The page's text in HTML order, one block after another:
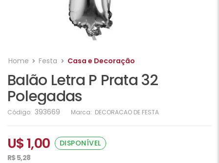
Home Festa Casa e Decoração
Balão Letra P Prata 32
Polegadas
Código: 393669 Marca: DECORACAO DE FESTA
U$ 1,00
DISPONÍVEL
R$ 5,28